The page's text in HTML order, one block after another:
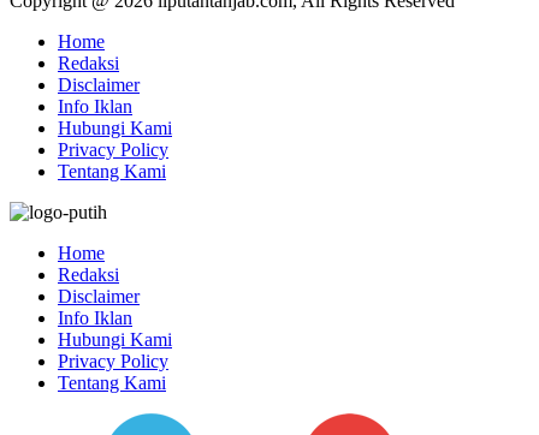
Home
Redaksi
Disclaimer
Info Iklan
Hubungi Kami
Privacy Policy
Tentang Kami
Home
Redaksi
Disclaimer
Info Iklan
Hubungi Kami
Privacy Policy
Tentang Kami